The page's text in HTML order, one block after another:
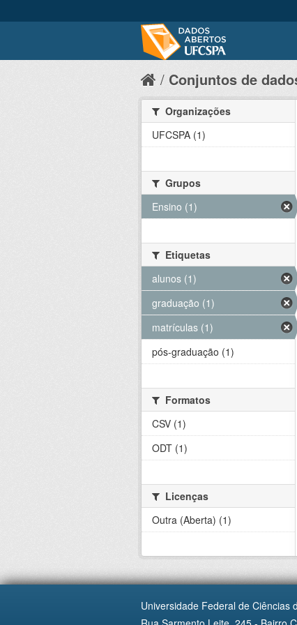
Conjuntos de
Organizações
UFCSPA (1)
Grupos
Ensino (1)
Etiquetas
alunos (1)
graduação (1)
matrículas (1)
pós-graduação (1)
Formatos
CSV (1)
ODT (1)
Licenças
Outra (Aberta) (1)
Universidade Federal de Ciências